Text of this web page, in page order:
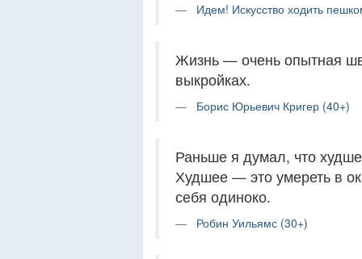
Идем! Искусство ходить
Жизнь — очень опытная
выкройках.
Борис Юрьевич Кригер (40+)
Раньше я думал, что
Худшее — это умереть в
себя одиноко.
Робин Уильямс (30+)